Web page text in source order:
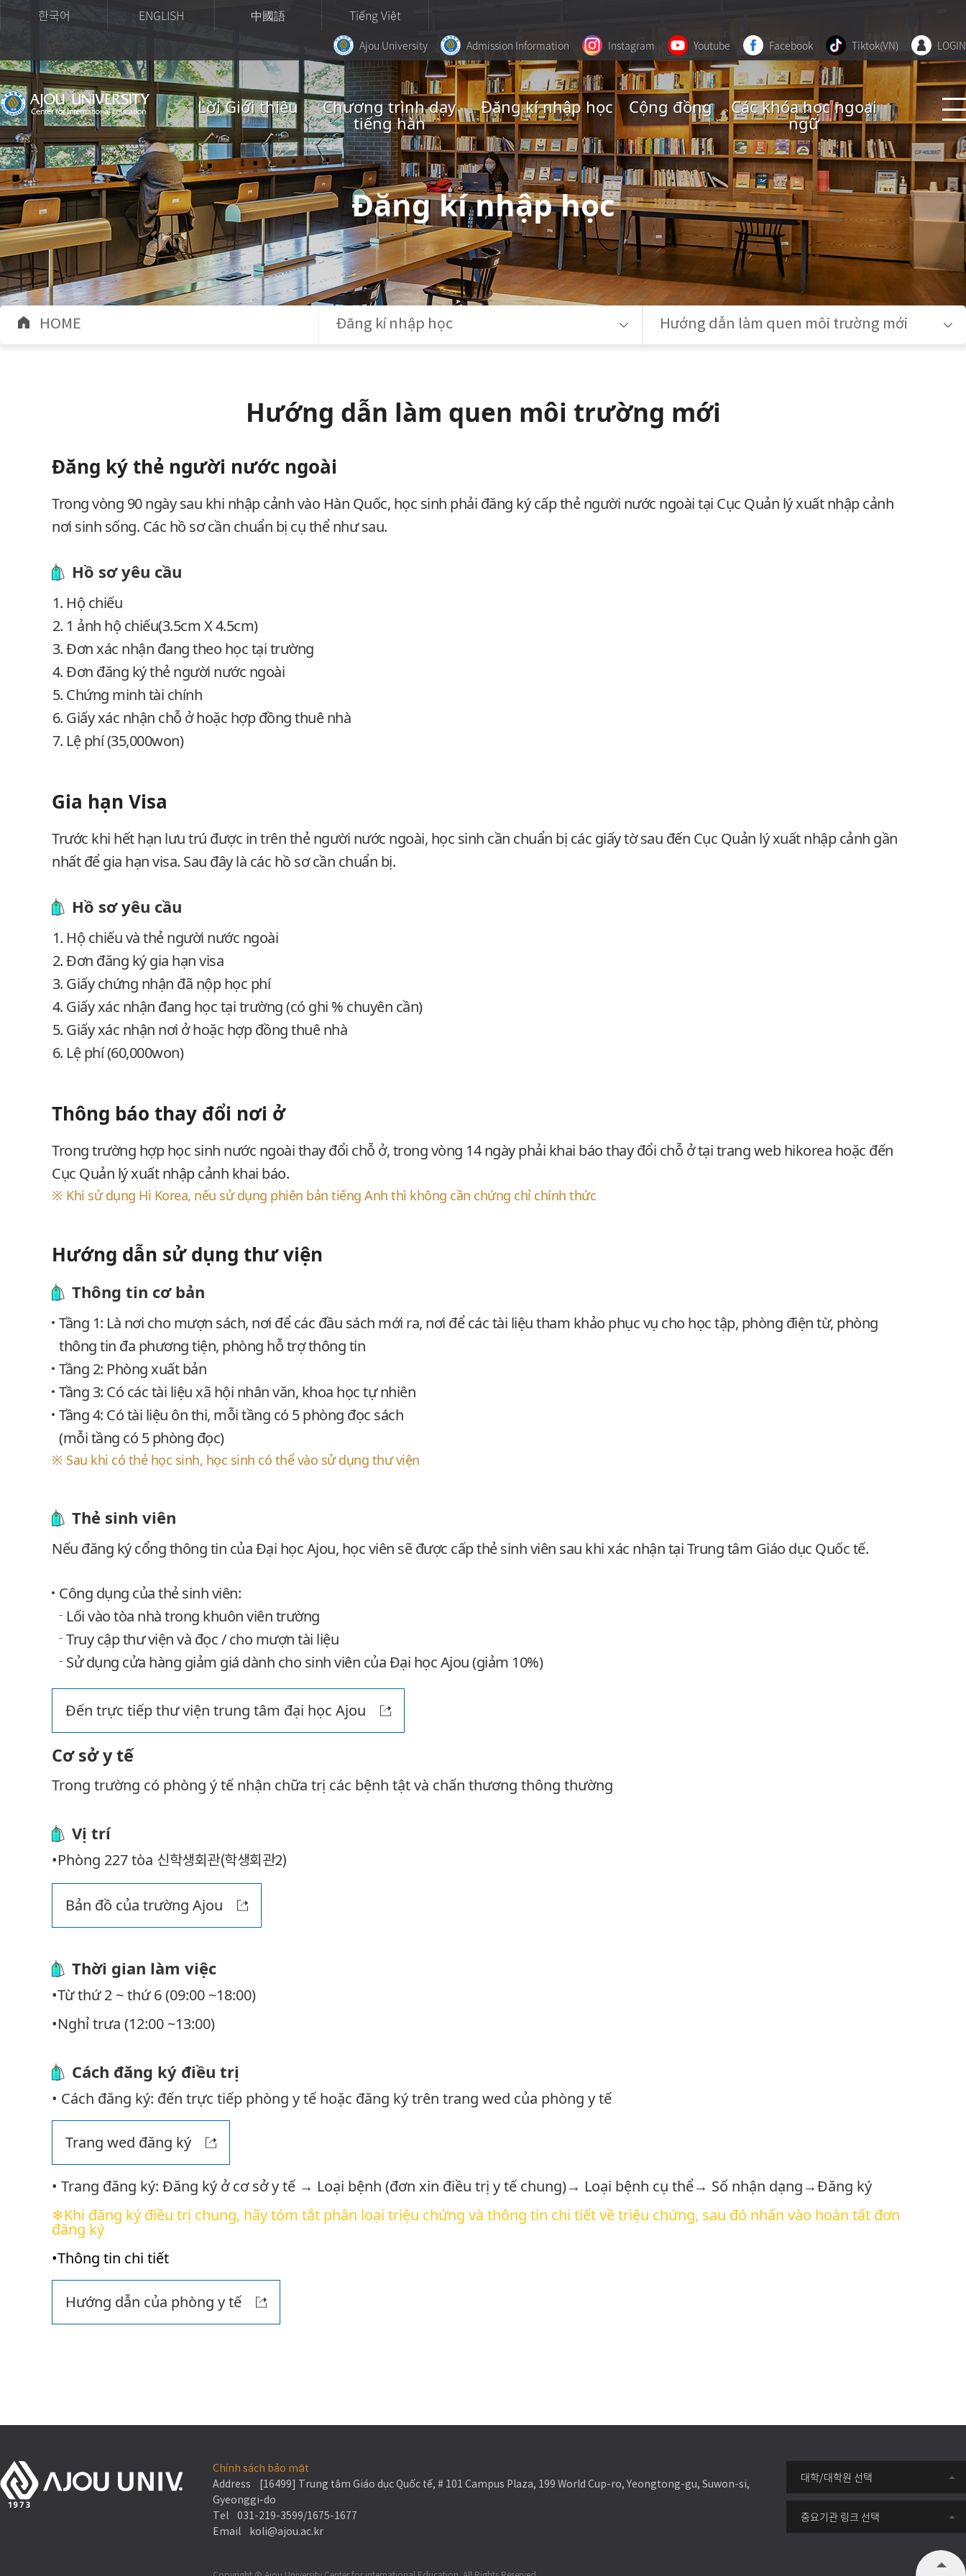
한국어 ENGLISH 中國語 Tiếng Việt
Ajou University Admission Information Instagram Youtube Facebook Tiktok(VN) LOGIN
Lời Giới thiệu Chương trình dạy
tiếng hàn
Đăng kí nhập học Cộng đồng Các khóa học ngoại
ngữ
Đăng kí nhập học
HOME Đăng kí nhập học Hướng dẫn làm quen môi trường mới
Hướng dẫn làm quen môi trường mới
Đăng ký thẻ người nước ngoài
Trong vòng 90 ngày sau khi nhập cảnh vào Hàn Quốc, học sinh phải đăng ký cấp thẻ người nước ngoài tại Cục Quản lý xuất nhập cảnh
nơi sinh sống. Các hồ sơ cần chuẩn bị cụ thể như sau.
Hồ sơ yêu cầu
Hộ chiếu
1 ảnh hộ chiếu(3.5cm X 4.5cm)
Đơn xác nhận đang theo học tại trường
Đơn đăng ký thẻ người nước ngoài
Chứng minh tài chính
Giấy xác nhận chỗ ở hoặc hợp đồng thuê nhà
Lệ phí (35,000won)
Gia hạn Visa
Trước khi hết hạn lưu trú được in trên thẻ người nước ngoài, học sinh cần chuẩn bị các giấy tờ sau đến Cục Quản lý xuất nhập cảnh gần
nhất để gia hạn visa. Sau đây là các hồ sơ cần chuẩn bị.
Hồ sơ yêu cầu
Hộ chiếu và thẻ người nước ngoài
Đơn đăng ký gia hạn visa
Giấy chứng nhận đã nộp học phí
Giấy xác nhận đang học tại trường (có ghi % chuyên cần)
Giấy xác nhận nơi ở hoặc hợp đồng thuê nhà
Lệ phí (60,000won)
Thông báo thay đổi nơi ở
Trong trường hợp học sinh nước ngoài thay đổi chỗ ở, trong vòng 14 ngày phải khai báo thay đổi chỗ ở tại trang web hikorea hoặc đến
Cục Quản lý xuất nhập cảnh khai báo.
Khi sử dụng Hi Korea, nếu sử dụng phiên bản tiếng Anh thì không cần chứng chỉ chính thức
Hướng dẫn sử dụng thư viện
Thông tin cơ bản
Tầng 1: Là nơi cho mượn sách, nơi để các đầu sách mới ra, nơi để các tài liệu tham khảo phục vụ cho học tập, phòng điện từ, phòng
thông tin đa phương tiện, phòng hỗ trợ thông tin
Tầng 2: Phòng xuất bản
Tầng 3: Có các tài liệu xã hội nhân văn, khoa học tự nhiên
Tầng 4: Có tài liệu ôn thi, mỗi tầng có 5 phòng đọc sách
(mỗi tầng có 5 phòng đọc)
Sau khi có thẻ học sinh, học sinh có thể vào sử dụng thư viện
Thẻ sinh viên
Nếu đăng ký cổng thông tin của Đại học Ajou, học viên sẽ được cấp thẻ sinh viên sau khi xác nhận tại Trung tâm Giáo dục Quốc tế.
Công dụng của thẻ sinh viên:
Lối vào tòa nhà trong khuôn viên trường
Truy cập thư viện và đọc / cho mượn tài liệu
Sử dụng cửa hàng giảm giá dành cho sinh viên của Đại học Ajou (giảm 10%)
Đến trực tiếp thư viện trung tâm đại học Ajou
Cơ sở y tế
Trong trường có phòng ý tế nhận chữa trị các bệnh tật và chấn thương thông thường
Vị trí
•Phòng 227 tòa 신학생회관(학생회관2)
Bản đồ của trường Ajou
Thời gian làm việc
•Từ thứ 2 ~ thứ 6 (09:00 ~18:00)
•Nghỉ trưa (12:00 ~13:00)
Cách đăng ký điều trị
• Cách đăng ký: đến trực tiếp phòng y tế hoặc đăng ký trên trang wed của phòng y tế
Trang wed đăng ký
• Trang đăng ký: Đăng ký ở cơ sở y tế → Loại bệnh (đơn xin điều trị y tế chung)→ Loại bệnh cụ thể→ Số nhận dạng→Đăng ký
❄Khi đăng ký điều trị chung, hãy tóm tắt phân loại triệu chứng và thông tin chi tiết về triệu chứng, sau đó nhấn vào hoàn tất đơn
đăng ký
•Thông tin chi tiết
Hướng dẫn của phòng y tế
대학/대학원 선택
중요기관 링크 선택
Chính sách bảo mật
Address [16499] Trung tâm Giáo dục Quốc tế, # 101 Campus Plaza, 199 World Cup-ro, Yeongtong-gu, Suwon-si,
Gyeonggi-do
Tel 031-219-3599/1675-1677
Email koli@ajou.ac.kr